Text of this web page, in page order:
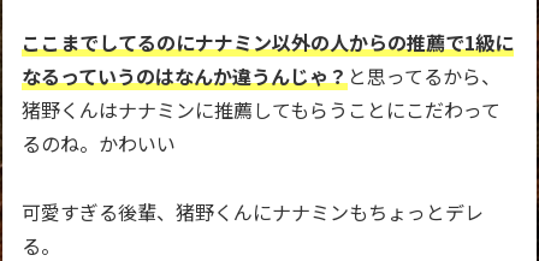
ここまでしてるのにナナミン以外の人からの推薦で1級に
なるっていうのはなんか違うんじゃ？ と思ってるから、
猪野くんはナナミンに推薦してもらうことにこだわって
るのね。かわいい
可愛すぎる後輩、猪野くんにナナミンもちょっとデレ
る。